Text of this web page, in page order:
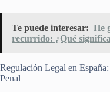
Te puede interesar: He
recurrido: ¿Qué
Regulación Legal en
Penal